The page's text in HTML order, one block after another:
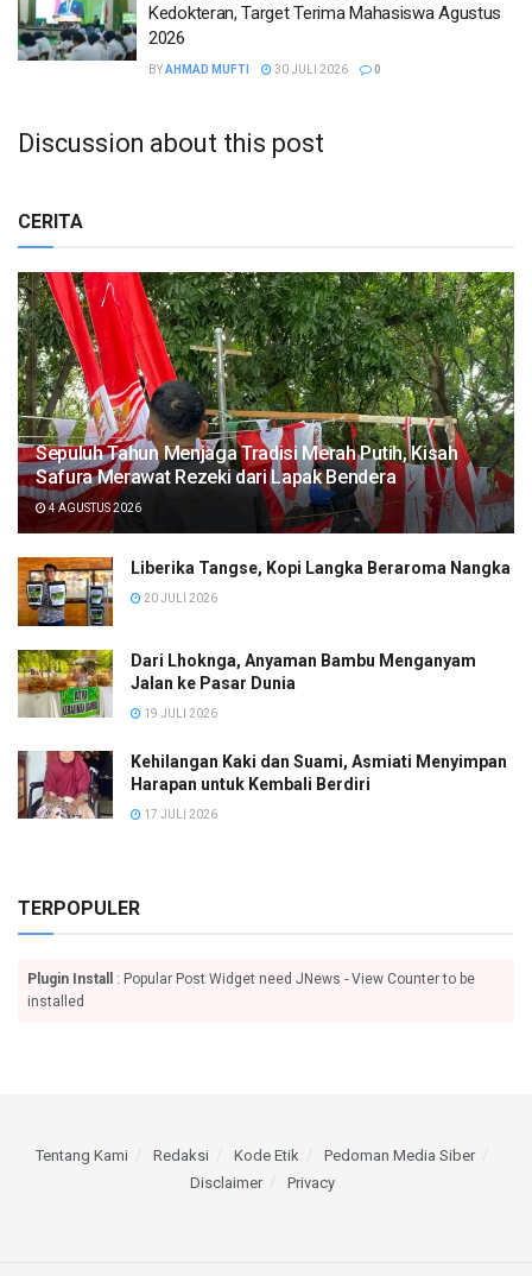
Kedokteran, Target Terima Mahasiswa Agustus
2026
BYAHMAD MUFTI 30 JULI 2026 0
Discussion about this post
CERITA
Sepuluh Tahun Menjaga Tradisi Merah Putih, Kisah
Safura Merawat Rezeki dari Lapak Bendera
4 AGUSTUS 2026
Liberika Tangse, Kopi Langka Beraroma Nangka
20 JULI 2026
Dari Lhoknga, Anyaman Bambu Menganyam
Jalan ke Pasar Dunia
19 JULI 2026
Kehilangan Kaki dan Suami, Asmiati Menyimpan
Harapan untuk Kembali Berdiri
17 JULI 2026
TERPOPULER
Plugin Install
: Popular Post Widget need JNews - View Counter to be
installed
Tentang Kami Redaksi Kode Etik
Pedoman Media Siber
Disclaimer
Privacy